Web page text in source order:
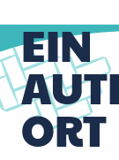
EIN
ORT